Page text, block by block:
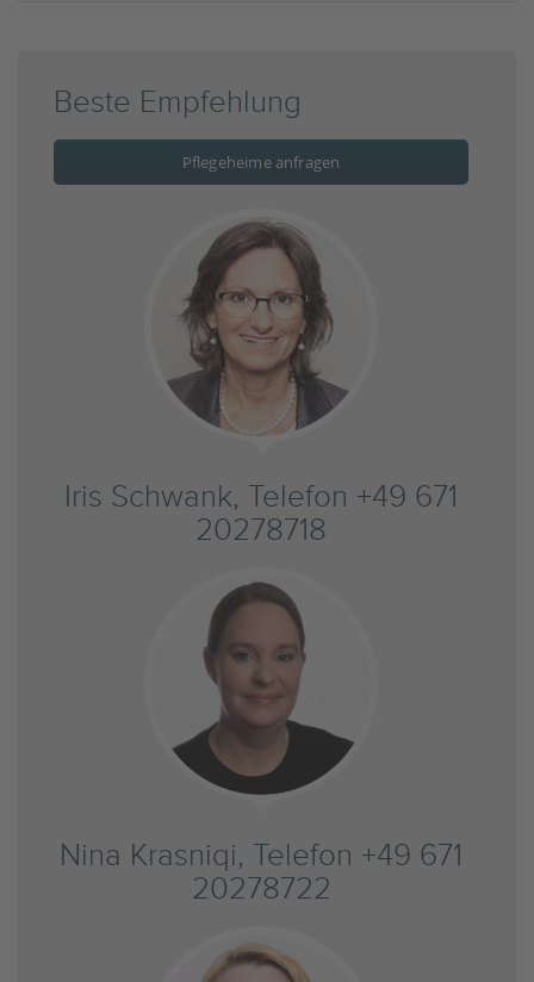
Beste Empfehlung
Pflegeheime anfragen
Iris Schwank, Telefon +49 671
20278718
Nina Krasniqi, Telefon +49 671
20278722